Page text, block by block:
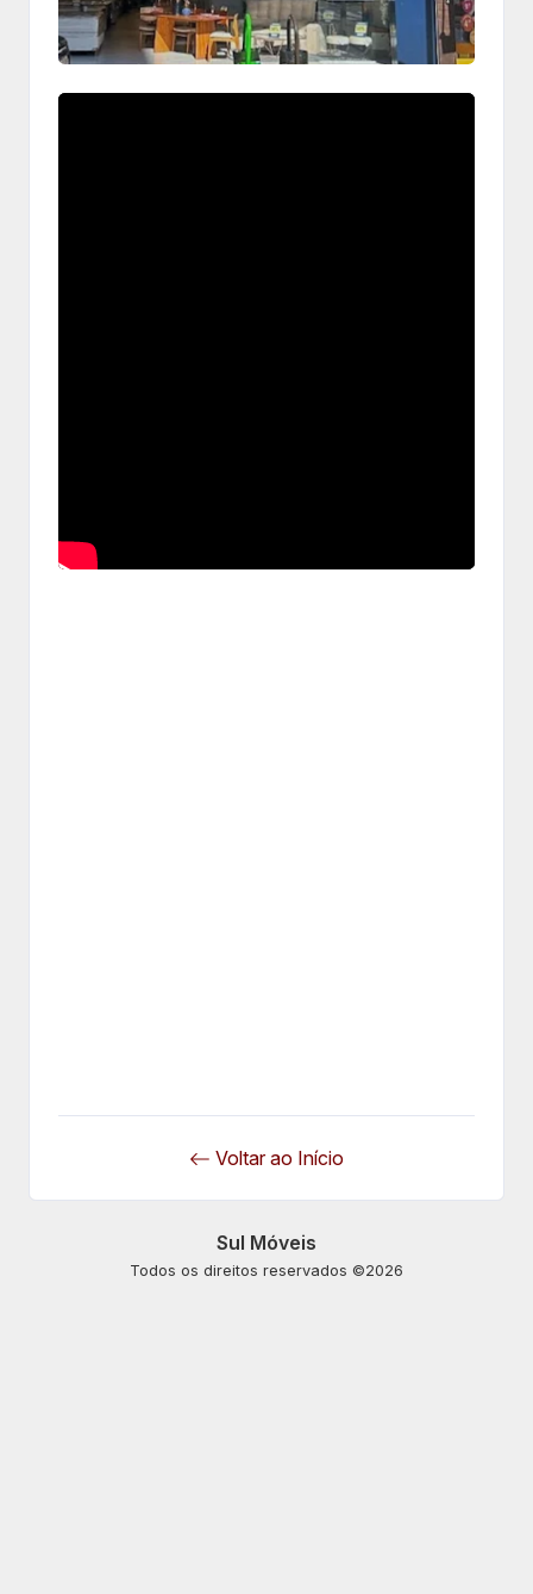
Voltar ao Início
Sul Móveis
Todos os direitos reservados ©2026